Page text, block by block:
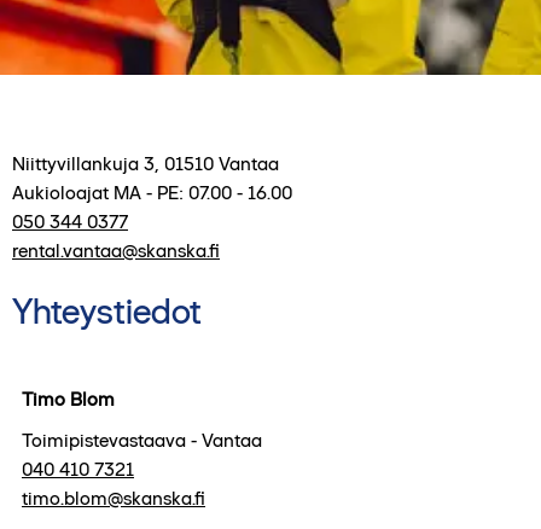
Niittyvillankuja 3 01510 Vantaa
Aukioloajat MA - PE: 07.00 - 16.00
050 344 0377
rental.vantaa@skanska.fi
Yhteystiedot
Timo Blom
Toimipistevastaava - Vantaa
040 410 7321
timo.blom@skanska.fi